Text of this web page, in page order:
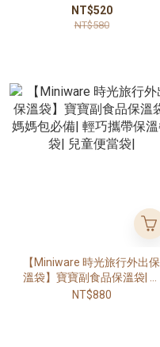
兜| 寶寶吃飯圍兜| 副食品圍
兜 0-3歲|
NT$520
NT$580
【Miniware 時光旅行外出保
溫袋】寶寶副食品保溫袋| 媽
媽包必備| 輕巧攜帶保溫餐袋|
NT$880